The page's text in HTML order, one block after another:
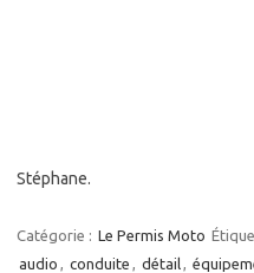
Stéphane.
Catégorie : Le Permis Moto
audio , conduite , détail,